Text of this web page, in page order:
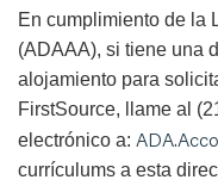
En cumplimiento de la
(ADAAA), si tiene una
alojamiento para
FirstSource, llame al
electrónico a:
currículums a esta